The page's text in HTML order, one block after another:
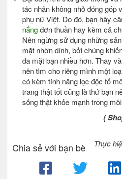
tác nhân không nhỏ đóng góp
phụ nữ Việt. Do đó, bạn hãy
nắngđơn thuần hay kèm cả
Nên ngừng sử dụng những
mặt nhờn dính, bởi chúng
da mặt bạn nhiều hơn. Thay
nên tìm cho riêng mình một
có kèm tính năng lọc độc tố
trang thật tốt cũng là thứ bạn
sống thật khỏe mạnh trong
(
Thực
Chia sẻ với bạn bè